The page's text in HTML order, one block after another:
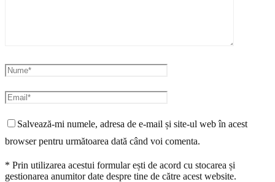
Salvează-mi numele, adresa de e-mail și site-ul web în acest
browser pentru următoarea dată când voi comenta.
* Prin utilizarea acestui formular ești de acord cu stocarea și
gestionarea anumitor date despre tine de către acest website.